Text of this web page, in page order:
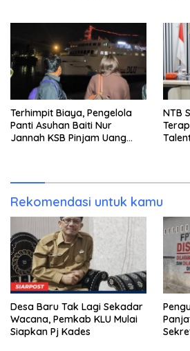
Terhimpit Biaya, Pengelola
Panti Asuhan Baiti Nur
Jannah KSB Pinjam Uang
NTB
Rekomendasi untuk kamu
Desa Baru Tak Lagi Sekadar
Wacana, Pemkab KLU Mulai
Siapkan Pj Kades